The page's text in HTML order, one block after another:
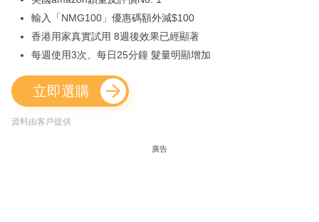
輸入「NMG100」優惠碼額外減$100
香港用家真實試用 8週後效果已經顯著
每週使用3次、每日25分鐘 髮量明顯增加
立即選購
資料由客戶提供
廣告